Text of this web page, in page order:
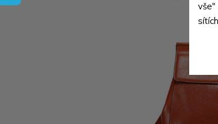
vše"